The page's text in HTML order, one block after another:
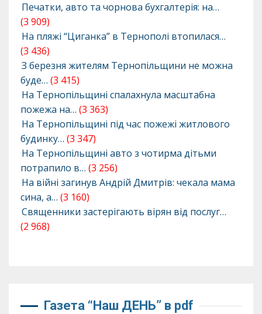
Печатки, авто та чорнова бухгалтерія: на…
(3 909)
На пляжі “Циганка” в Тернополі втопилася…
(3 436)
З березня жителям Тернопільщини не можна
буде… (3 415)
На Тернопільщині спалахнула масштабна
пожежа на… (3 363)
На Тернопільщині під час пожежі житлового
будинку… (3 347)
На Тернопільщині авто з чотирма дітьми
потрапило в… (3 256)
На війні загинув Андрій Дмитрів: чекала мама
сина, а… (3 160)
Священники застерігають вірян від послуг…
(2 968)
Газета “Наш ДЕНЬ” в pdf